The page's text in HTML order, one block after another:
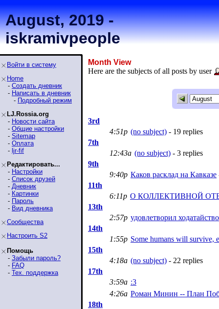
August, 2019 -
iskramivpeople
Войти в систему
Home
- Создать дневник
- Написать в дневник
- Подробный режим
LJ.Rossia.org
- Новости сайта
- Общие настройки
- Sitemap
- Оплата
- ljr-fif
Редактировать...
- Настройки
- Список друзей
- Дневник
- Картинки
- Пароль
- Вид дневника
Сообщества
Настроить S2
Помощь
- Забыли пароль?
- FAQ
- Тех. поддержка
Month View
Here are the subjects of all posts by user
3rd
4:51p (no subject) - 19 replies
7th
12:43a (no subject) - 3 replies
9th
9:40p Каков расклад на Кавказе
11th
6:11p О КОЛЛЕКТИВНОЙ
13th
2:57p удовлетворил
14th
1:55p Some humans will survive,
15th
4:18a (no subject) - 22 replies
17th
3:59a :3
4:26a Роман Минин -- План
18th